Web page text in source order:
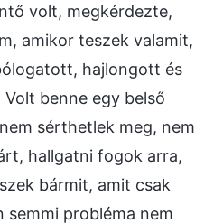
volt, megkérdezte,
amikor teszek valamit,
hajlongott és
benne egy belső
sérthetlek meg, nem
hallgatni fogok arra,
bármit, amit csak
semmi probléma nem